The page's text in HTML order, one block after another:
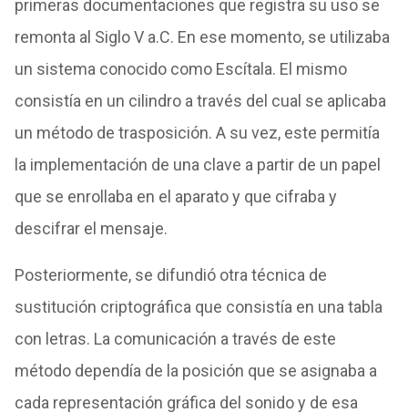
primeras documentaciones que registra su uso se
remonta al Siglo V a.C. En ese momento, se utilizaba
un sistema conocido como Escítala. El mismo
consistía en un cilindro a través del cual se aplicaba
un método de trasposición. A su vez, este permitía
la implementación de una clave a partir de un papel
que se enrollaba en el aparato y que cifraba y
descifrar el mensaje.
Posteriormente, se difundió otra técnica de
sustitución criptográfica que consistía en una tabla
con letras. La comunicación a través de este
método dependía de la posición que se asignaba a
cada representación gráfica del sonido y de esa